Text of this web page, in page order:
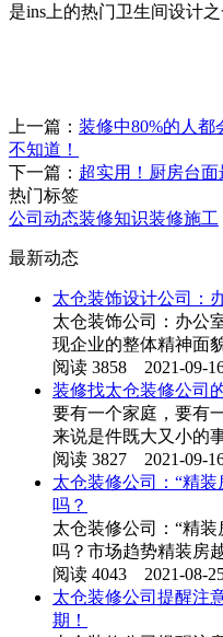
是ins上的热门卫生间设计之
上一篇： 装修中80%的人
不知道！
下一篇： 超实用！厨房台
热门标签
公司动态装修知识装修施工
最新动态
太仓装饰设计公司：
太仓装饰公司：办公
现企业的整体精神面
阅读 3858 2021-09-
装修找太仓装修公司
要有一个家庭，要有
来说是件既大又小的
阅读 3827 2021-09-
太仓装修公司：“精
吗？
太仓装修公司：“精
吗？市场趋势精装房
阅读 4043 2021-08-
太仓装修公司提醒注
期！